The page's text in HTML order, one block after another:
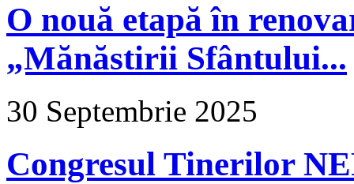
O nouă etapă în
„Mănăstirii Sfântului...
30 Septembrie 2025
Congresul Tinerilor